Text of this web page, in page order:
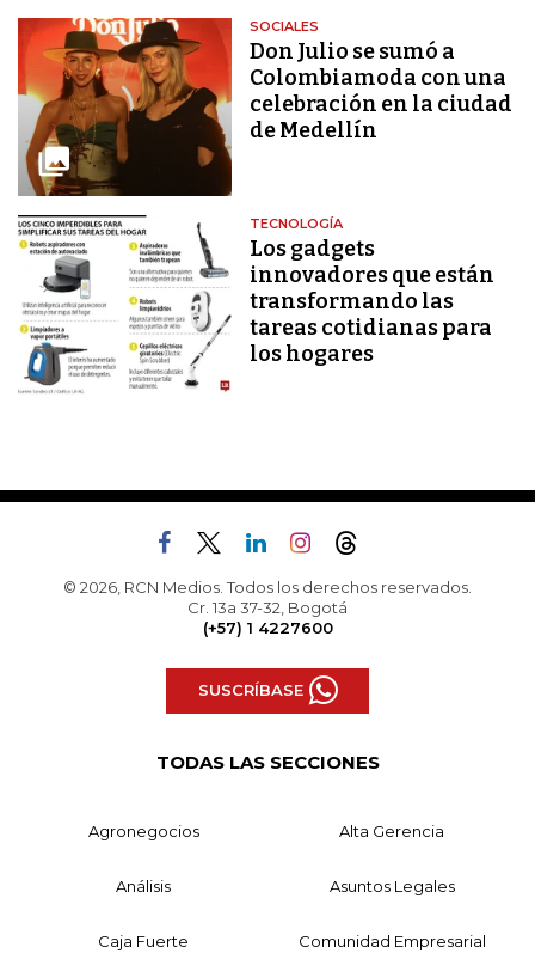
SOCIALES
Don Julio se sumó a
Colombiamoda con una
celebración en la ciudad
de Medellín
TECNOLOGÍA
Los gadgets
innovadores que están
transformando las
tareas cotidianas para
los hogares
© 2026, RCN Medios. Todos los derechos reservados.
Cr. 13a 37-32, Bogotá
(+57) 1 4227600
SUSCRÍBASE
TODAS LAS SECCIONES
Agronegocios Alta Gerencia
Análisis Asuntos Legales
Caja Fuerte Comunidad Empresarial